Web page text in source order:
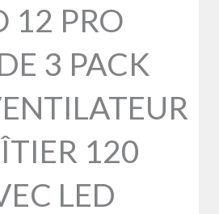
12 PRO
3 PACK
120
LED